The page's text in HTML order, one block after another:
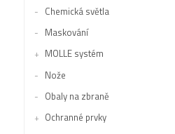
Chemická světla
Maskování
MOLLE systém
Nože
Obaly na zbraně
Ochranné prvky